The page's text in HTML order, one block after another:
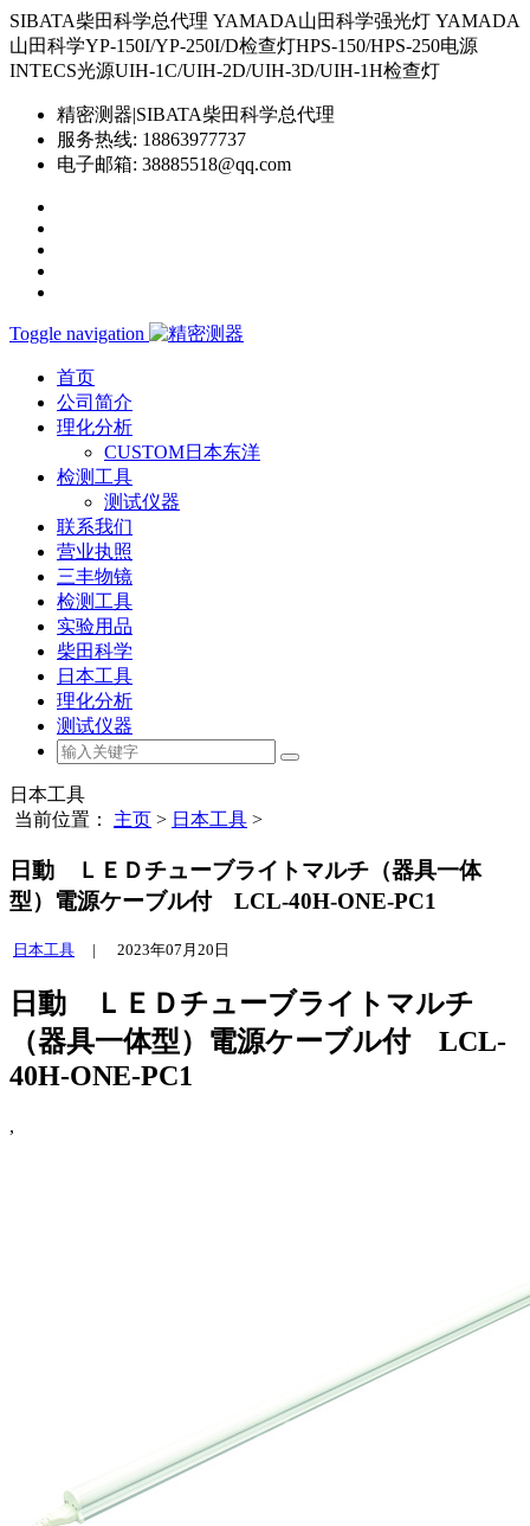
SIBATA柴田科学总代理 YAMADA山田科学强光灯 YAMADA
山田科学YP-150I/YP-250I/D检查灯HPS-150/HPS-250电源
INTECS光源UIH-1C/UIH-2D/UIH-3D/UIH-1H检查灯
精密测器|SIBATA柴田科学总代理
服务热线: 18863977737
电子邮箱: 38885518@qq.com
Toggle navigation
首页
公司简介
理化分析
CUSTOM日本东洋
检测工具
测试仪器
联系我们
营业执照
三丰物镜
检测工具
实验用品
柴田科学
日本工具
理化分析
测试仪器
日本工具
当前位置： 主页 > 日本工具 >
日動 ＬＥＤチューブライトマルチ（器具一体
型）電源ケーブル付 LCL-40H-ONE-PC1
日本工具 | 2023年07月20日
日動 ＬＥＤチューブライトマルチ
（器具一体型）電源ケーブル付 LCL-
40H-ONE-PC1
,